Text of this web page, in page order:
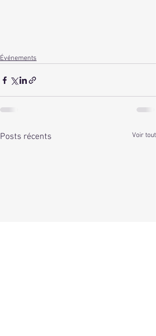
Événements
Posts récents Voir tout